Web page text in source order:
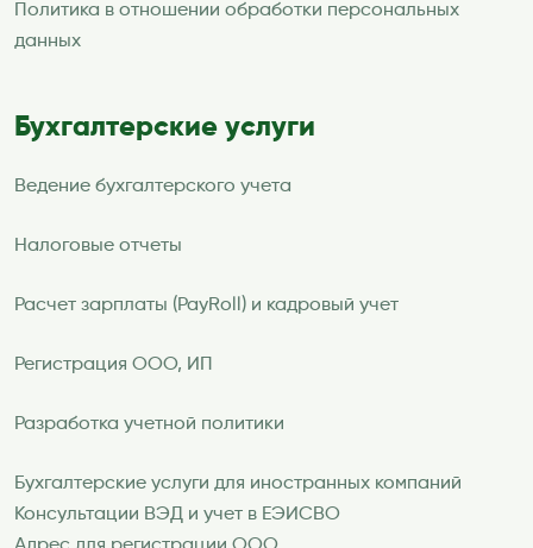
Политика в отношении обработки персональных
данных
Бухгалтерские услуги
Ведение бухгалтерского учета
Налоговые отчеты
Расчет зарплаты (PayRoll) и кадровый учет
Регистрация ООО, ИП
Разработка учетной политики
Бухгалтерские услуги для иностранных компаний
Консультации ВЭД и учет в ЕЭИСВО